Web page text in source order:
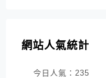
網站人氣統計
今日人氣： 235